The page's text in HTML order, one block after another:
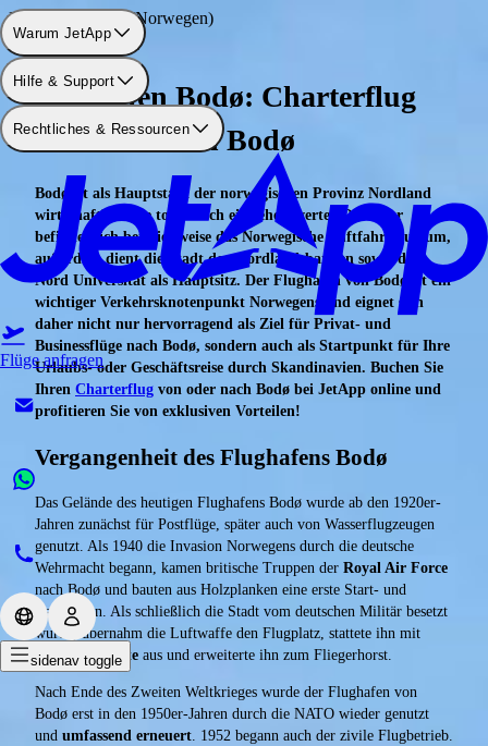
Warum JetApp
Hilfe & Support
Rechtliches & Ressourcen
Flüge anfragen
sidenav toggle
Flughafen: Bodø (Norwegen)
Flughafen Bodø: Charterflug
von oder nach Bodø
Bodø ist als Hauptstadt der norwegischen Provinz Nordland
wirtschaftlich wie touristisch ein sehenswerter Ort. Hier
befindet sich beispielsweise das Norwegische Luftfahrtmuseum,
außerdem dient die Stadt den Nordlandsbanken sowie der
Nord Universität als Hauptsitz. Der Flughafen von Bodø ist ein
wichtiger Verkehrsknotenpunkt Norwegens und eignet sich
daher nicht nur hervorragend als Ziel für Privat- und
Businessflüge nach Bodø, sondern auch als Startpunkt für Ihre
Urlaubs- oder Geschäftsreise durch Skandinavien. Buchen Sie
Ihren Charterflug von oder nach Bodø bei JetApp online und
profitieren Sie von exklusiven Vorteilen!
Vergangenheit des Flughafens Bodø
Das Gelände des heutigen Flughafens Bodø wurde ab den 1920er-
Jahren zunächst für Postflüge, später auch von Wasserflugzeugen
genutzt. Als 1940 die Invasion Norwegens durch die deutsche
Wehrmacht begann, kamen britische Truppen der Royal Air Force
nach Bodø und bauten aus Holzplanken eine erste Start- und
Landebahn. Als schließlich die Stadt vom deutschen Militär besetzt
wurde, übernahm die Luftwaffe den Flugplatz, stattete ihn mit
einerBetonpiste aus und erweiterte ihn zum Fliegerhorst.
Nach Ende des Zweiten Weltkrieges wurde der Flughafen von
Bodø erst in den 1950er-Jahren durch die NATO wieder genutzt
und umfassend erneuert. 1952 begann auch der zivile Flugbetrieb.